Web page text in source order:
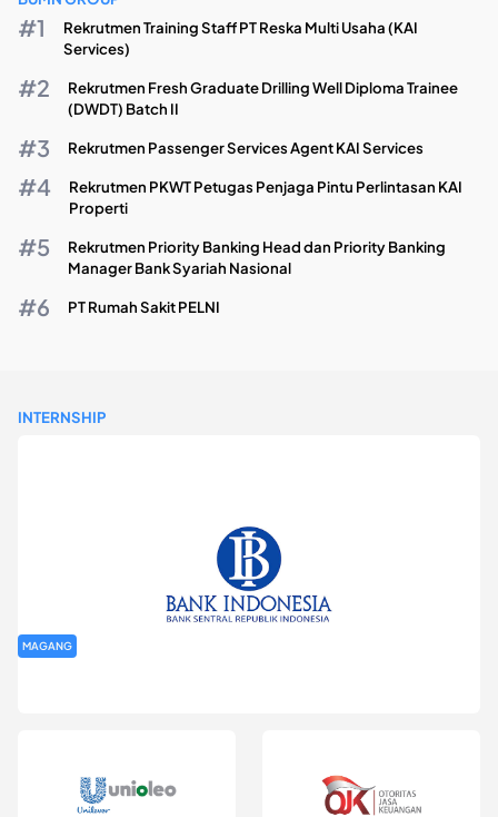
Rekrutmen Training Staff PT Reska Multi Usaha (KAI
Services)
Rekrutmen Fresh Graduate Drilling Well Diploma Trainee
(DWDT) Batch II
Rekrutmen Passenger Services Agent KAI Services
Rekrutmen PKWT Petugas Penjaga Pintu Perlintasan KAI
Properti
Rekrutmen Priority Banking Head dan Priority Banking
Manager Bank Syariah Nasional
PT Rumah Sakit PELNI
INTERNSHIP
MAGANG